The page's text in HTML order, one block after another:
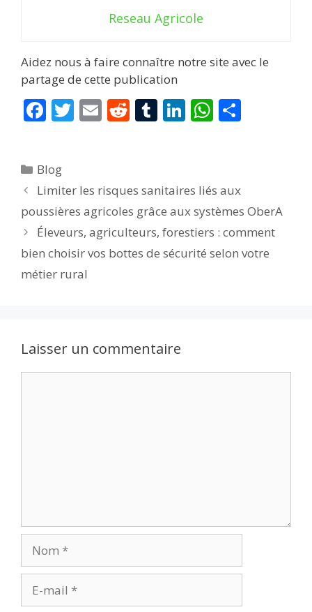
Reseau Agricole
Aidez nous à faire connaître notre site avec le
partage de cette publication
F
b
o
o
k
T E R
t
T
r
Li
dI
n
W
A
p
p
er
Catégories
Blog
Limiter les risques sanitaires liés aux
poussières agricoles grâce aux systèmes OberA
Éleveurs, agriculteurs, forestiers : comment
bien choisir vos bottes de sécurité selon votre
métier rural
Laisser un commentaire
mail